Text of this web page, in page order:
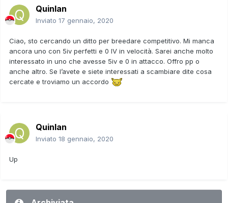
Quinlan
Inviato 17 gennaio, 2020
Ciao, sto cercando un ditto per breedare competitivo. Mi manca
ancora uno con 5iv perfetti e 0 IV in velocità. Sarei anche molto
interessato in uno che avesse 5iv e 0 in attacco. Offro pp o
anche altro. Se l’avete e siete interessati a scambiare dite cosa
cercate e troviamo un accordo
Quinlan
Inviato 18 gennaio, 2020
Up